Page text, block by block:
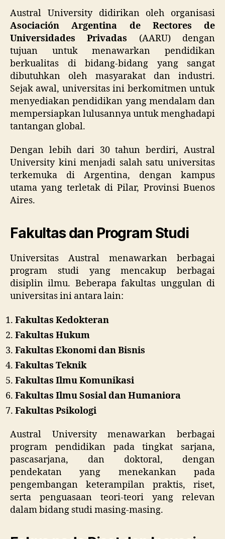
Austral University didirikan oleh organisasi
Asociación Argentina de Rectores de
Universidades Privadas (AARU) dengan
tujuan untuk menawarkan pendidikan
berkualitas di bidang-bidang yang sangat
dibutuhkan oleh masyarakat dan industri.
Sejak awal, universitas ini berkomitmen untuk
menyediakan pendidikan yang mendalam dan
mempersiapkan lulusannya untuk menghadapi
tantangan global.
Dengan lebih dari 30 tahun berdiri, Austral
University kini menjadi salah satu universitas
terkemuka di Argentina, dengan kampus
utama yang terletak di Pilar, Provinsi Buenos
Aires.
Fakultas dan Program Studi
Universitas Austral menawarkan berbagai
program studi yang mencakup berbagai
disiplin ilmu. Beberapa fakultas unggulan di
universitas ini antara lain:
Fakultas Kedokteran
Fakultas Hukum
Fakultas Ekonomi dan Bisnis
Fakultas Teknik
Fakultas Ilmu Komunikasi
Fakultas Ilmu Sosial dan Humaniora
Fakultas Psikologi
Austral University menawarkan berbagai
program pendidikan pada tingkat sarjana,
pascasarjana, dan doktoral, dengan
pendekatan yang menekankan pada
pengembangan keterampilan praktis, riset,
serta penguasaan teori-teori yang relevan
dalam bidang studi masing-masing.